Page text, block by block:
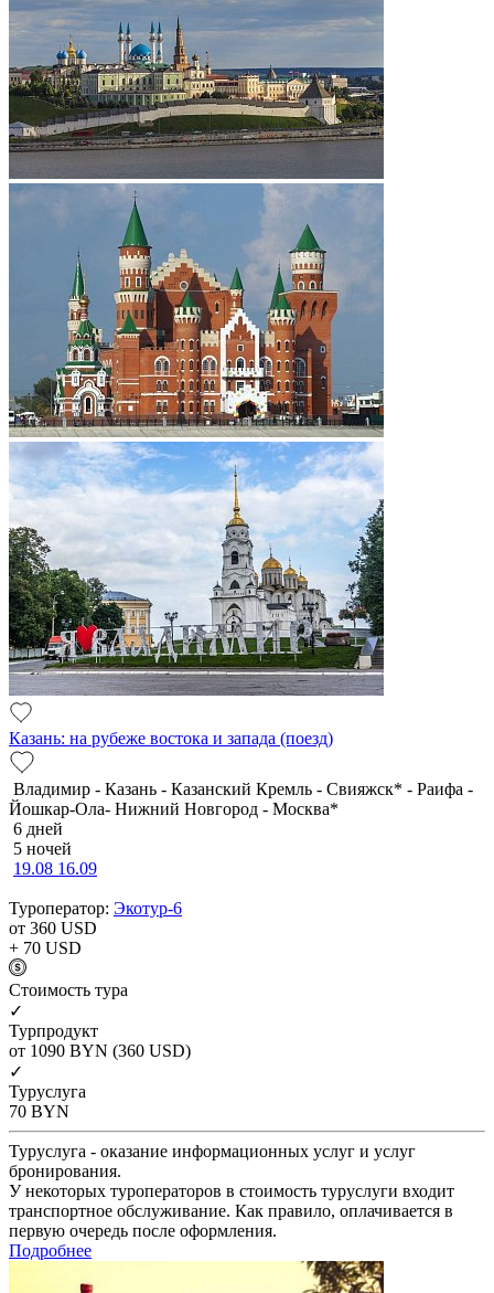
Казань: на рубеже востока и запада (поезд)
Владимир - Казань - Казанский Кремль - Свияжск* - Раифа -
Йошкар-Ола- Нижний Новгород - Москва*
6 дней
5 ночей
19.08 16.09
Туроператор: Экотур-6
от 360 USD
+ 70 USD
Cтоимость тура
✓
Турпродукт
от 1090 BYN (360 USD)
✓
Туруслуга
70 BYN
Туруслуга - оказание информационных услуг и услуг
бронирования.
У некоторых туроператоров в стоимость туруслуги входит
транспортное обслуживание. Как правило, оплачивается в
первую очередь после оформления.
Подробнее